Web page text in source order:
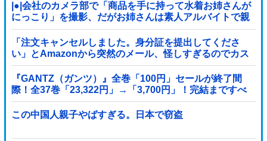
|●|会社のカメラ部で「商品を手に持って水着お姉さんが
にっこり」を撮影、だがお姉さんは素人アルバイトで親
バレした結果……
「注文キャンセルしました。身分証を提出してくださ
い」とAmazonから突然のメール、怪しすぎるのでカス
タマーに確認したら……
『GANTZ（ガンツ）』全巻「100円」セールが終了間
際！全37巻「23,322円」→「3,700円」！完結まですべ
て超お得に買えるこのチャンス...
この中国人親子やばすぎる。日本で窃盗